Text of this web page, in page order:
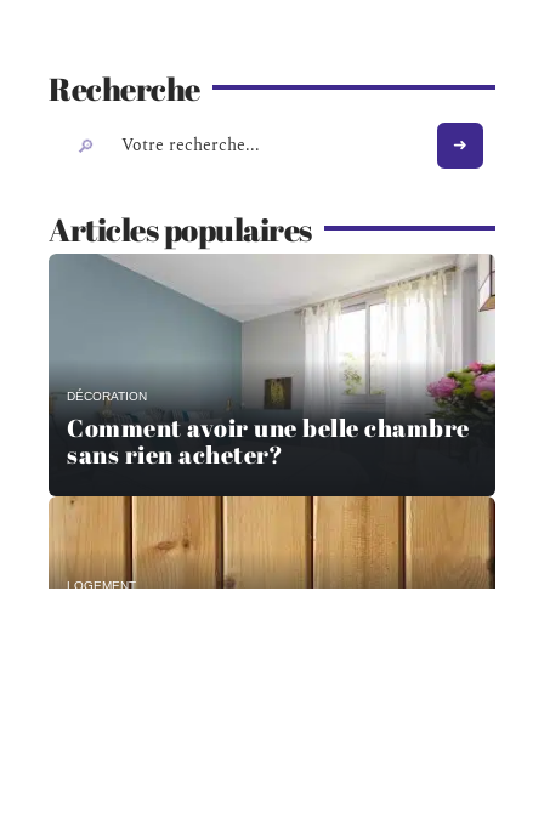
Recherche
Articles populaires
DÉCORATION
Comment avoir une belle chambre
sans rien acheter?
LOGEMENT